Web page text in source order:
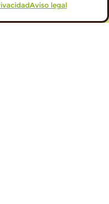
Aviso legal